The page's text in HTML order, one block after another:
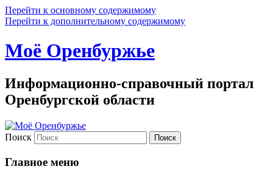
Перейти к основному содержимому
Перейти к дополнительному содержимому
Моё Оренбуржье
Информационно-справочный портал
Оренбургской области
Поиск
Главное меню